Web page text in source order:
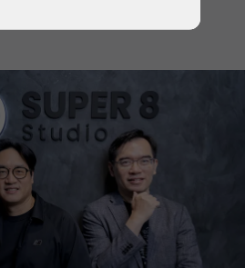
造符合需求的 AI 員工。